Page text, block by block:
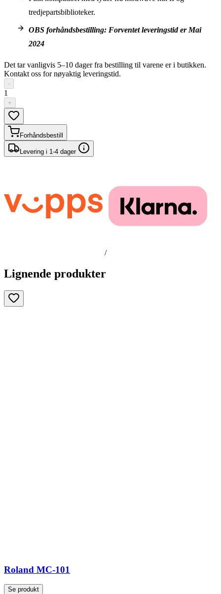
tredjepartsbiblioteker.
OBS forhåndsbestilling: Forventet leveringstid er Mai
2024
Det tar vanligvis 5–10 dager fra bestilling til varene er i butikken.
Kontakt oss for nøyaktig leveringstid.
-
1
+
Forhåndsbestill
Levering i 1-4 dager
/
Lignende produkter
Roland MC-101
Se produkt